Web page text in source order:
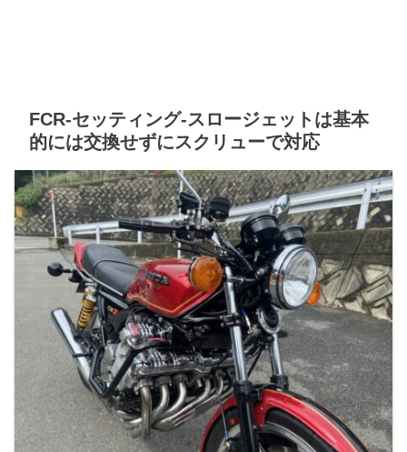
FCR-セッティング-スロージェットは基本
的には交換せずにスクリューで対応